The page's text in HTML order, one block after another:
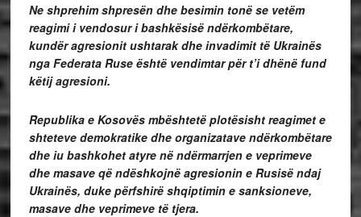
Ne shprehim shpresën dhe besimin tonë se vetëm
reagimi i vendosur i bashkësisë ndërkombëtare,
kundër agresionit ushtarak dhe invadimit të Ukrainës
nga Federata Ruse është vendimtar për t’i dhënë fund
këtij agresioni.
Republika e Kosovës mbështetë plotësisht reagimet e
shteteve demokratike dhe organizatave ndërkombëtare
dhe iu bashkohet atyre në ndërmarrjen e veprimeve
dhe masave që ndëshkojnë agresionin e Rusisë ndaj
Ukrainës, duke përfshirë shqiptimin e sanksioneve,
masave dhe veprimeve të tjera.